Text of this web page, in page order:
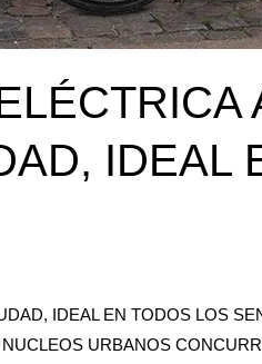
IDEAL
IDEAL EN TODOS LOS
URBANOS